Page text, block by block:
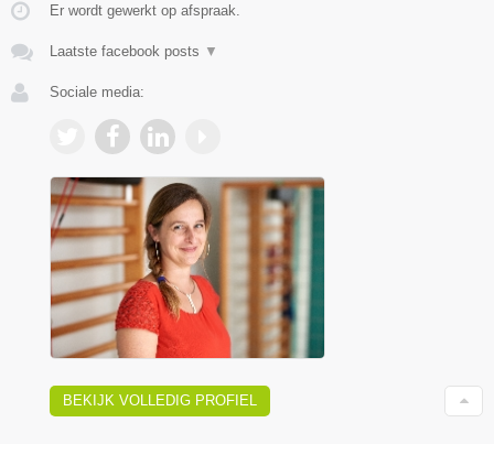
Er wordt gewerkt op afspraak.
Laatste facebook posts ▼
Sociale media:
BEKIJK VOLLEDIG PROFIEL